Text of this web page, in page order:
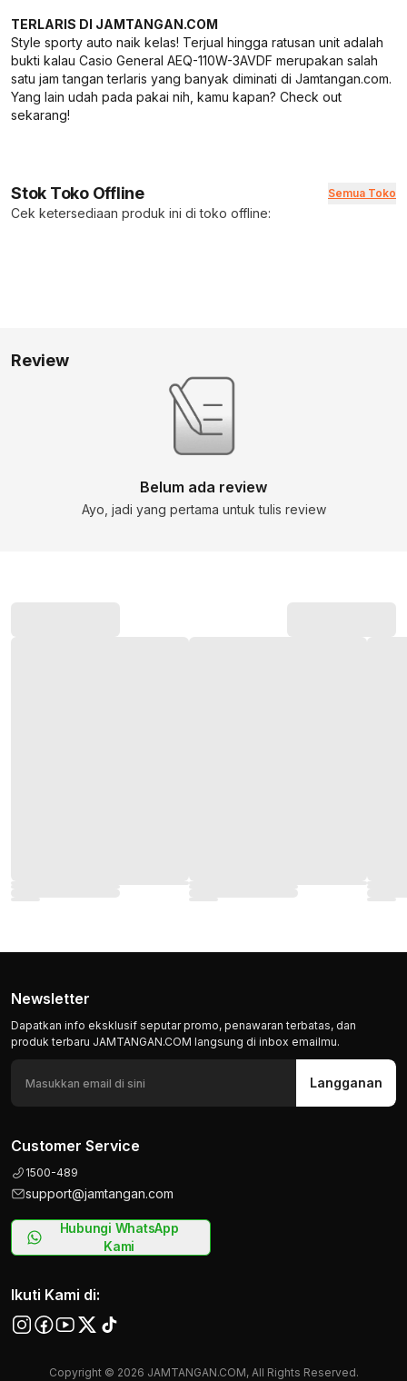
Newsletter
Dapatkan info eksklusif seputar promo, penawaran terbatas, dan
produk terbaru JAMTANGAN.COM langsung di inbox emailmu.
Langganan
Customer Service
1500-489
support@jamtangan.com
Hubungi WhatsApp
Kami
Ikuti Kami di:
Copyright © 2026 JAMTANGAN.COM, All Rights Reserved.
TERLARIS DI JAMTANGAN.COM
Style sporty auto naik kelas! Terjual hingga ratusan unit adalah
bukti kalau Casio General AEQ-110W-3AVDF merupakan salah
satu jam tangan terlaris yang banyak diminati di Jamtangan.com.
Yang lain udah pada pakai nih, kamu kapan? Check out
sekarang!
Stok Toko Offline Semua Toko
Cek ketersediaan produk ini di toko offline:
Review
Belum ada review
Ayo, jadi yang pertama untuk tulis review